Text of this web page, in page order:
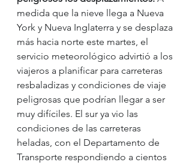
medida que la nieve llega a Nueva
York y Nueva Inglaterra y se desplaza
más hacia norte este martes, el
servicio meteorológico advirtió a los
viajeros a planificar para carreteras
resbaladizas y condiciones de viaje
peligrosas que podrían llegar a ser
muy difíciles. El sur ya vio las
condiciones de las carreteras
heladas, con el Departamento de
Transporte respondiendo a cientos